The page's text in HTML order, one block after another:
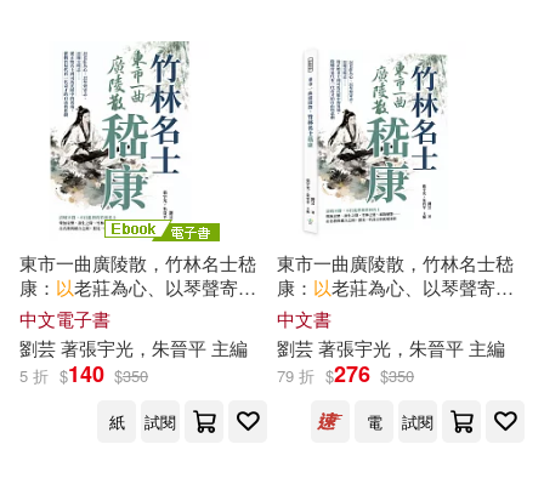
本書編委會(26) さくら蒼(25)
クロセイム(25)
今村リリィ(25)
（日）吉竹伸介(25)
ももこ(24) 凪庵(24)
竹某人(24) 厲以寧(23)
長鴻出版社(155)
中國政法大學出版社(152)
中國建築工業出版社(140)
中國經濟出版社(140)
化學工業出版社(139)
東市一曲廣陵散，竹林名士嵇
康： 以老莊為心、以琴聲寄
志、以絕交明志……從正始名
士到司馬氏眼中的異端，從魏
晉易代看一代奇才的自由與悲
劇 (電子書)
中文電子書
劉芸 著張宇光，朱晉平 主編
5 折 $140 $350
紙
試閱
東市一曲廣陵散，竹林名士嵇
康： 以老莊為心、以琴聲寄
志、以
士到司馬氏眼中的異端，從魏
晉易代看一代奇才的自由與悲
劇
中文書
劉芸 著張宇光，朱晉平 主編
79 折 $276 $350
電
試閱